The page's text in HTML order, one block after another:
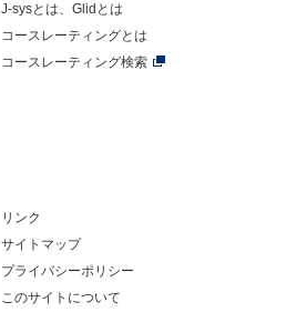
J-sysとは、Glidとは
コースレーティングとは
コースレーティング検索
リンク
サイトマップ
プライバシーポリシー
このサイトについて